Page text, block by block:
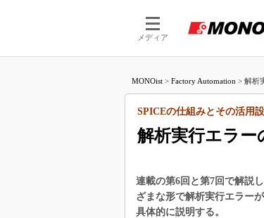
メディア
MONOist > Factory Automation > 解析
解析実行エラー
SPICEの仕組みとその活用設
連載の第6回と第7回で解説
ざまな形で解析実行エラー
具体的に説明する。